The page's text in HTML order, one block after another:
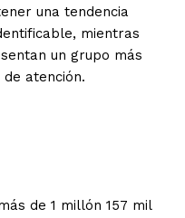
una tendencia
mientras
un grupo más
atención.
de 1 millón 157 mil